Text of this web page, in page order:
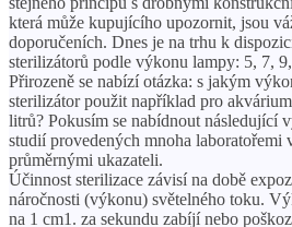
která může kupujícího upozornit, jsou
doporučeních. Dnes je na trhu k
sterilizátorů podle výkonu lampy: 5, 7,
Přirozeně se nabízí otázka: s jakým
sterilizátor použit například pro
litrů? Pokusím se nabídnout následující
studií provedených mnoha laboratořemi
průměrnými ukazateli.
Účinnost sterilizace závisí na době
náročnosti (výkonu) světelného toku.
na 1 cm1. za sekundu zabíjí nebo